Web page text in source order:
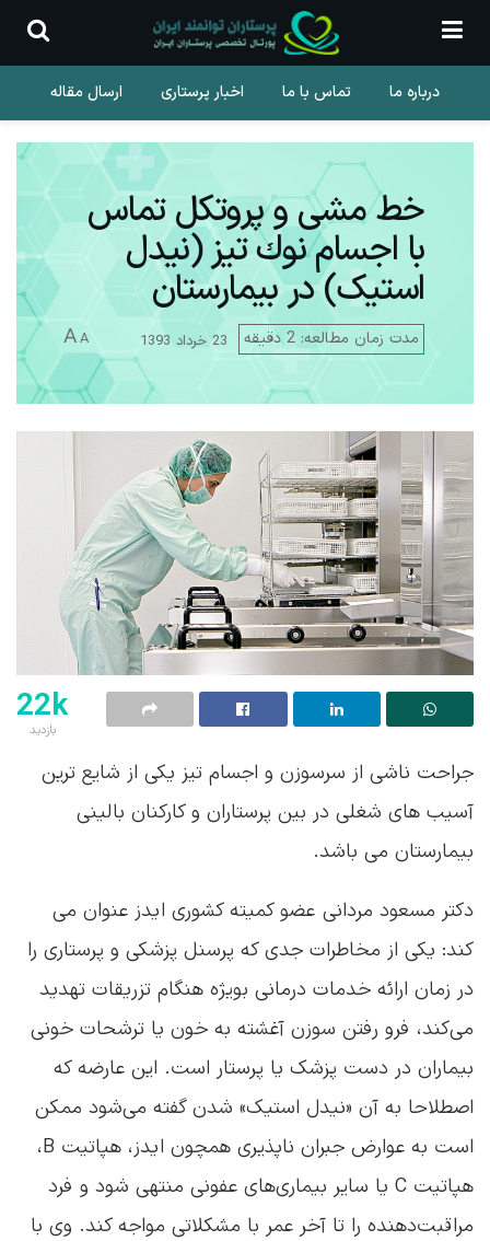
درباره ما تماس با ما اخبار پرستاری ارسال مقاله
خط مشی و پروتکل تماس
با اجسام نوك تيز (نیدل
استیک) در بیمارستان
23 خرداد 1393 مدت زمان مطالعه: 2 دقیقه A
A
22k
بازدید
جراحت ناشی از سرسوزن و اجسام تیز یکی از شایع ترین
آسیب های شغلی در بین پرستاران و کارکنان بالینی
بیمارستان می باشد.
دکتر مسعود مردانی عضو کمیته کشوری ایدز عنوان می
کند: یکی از مخاطرات جدی که پرسنل پزشکی و پرستاری را
در زمان ارائه خدمات درمانی بویژه هنگام تزریقات تهدید
می‌کند، فرو رفتن سوزن آغشته به خون یا ترشحات خونی
بیماران در دست پزشک یا پرستار است. این عارضه که
اصطلاحا به آن «نیدل استیک» شدن گفته می‌شود ممکن
است به عوارض جبران ناپذیری همچون ایدز، هپاتیت B،
هپاتیت C یا سایر بیماری‌های عفونی منتهی شود و فرد
مراقبت‌دهنده را تا آخر عمر با مشکلاتی مواجه کند. وی با